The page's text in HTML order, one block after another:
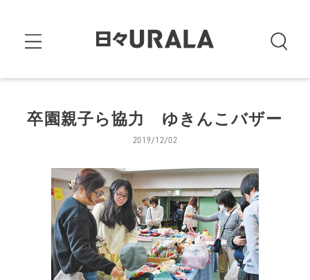
卒園親子ら協力 ゆきんこバザー
2019/12/02